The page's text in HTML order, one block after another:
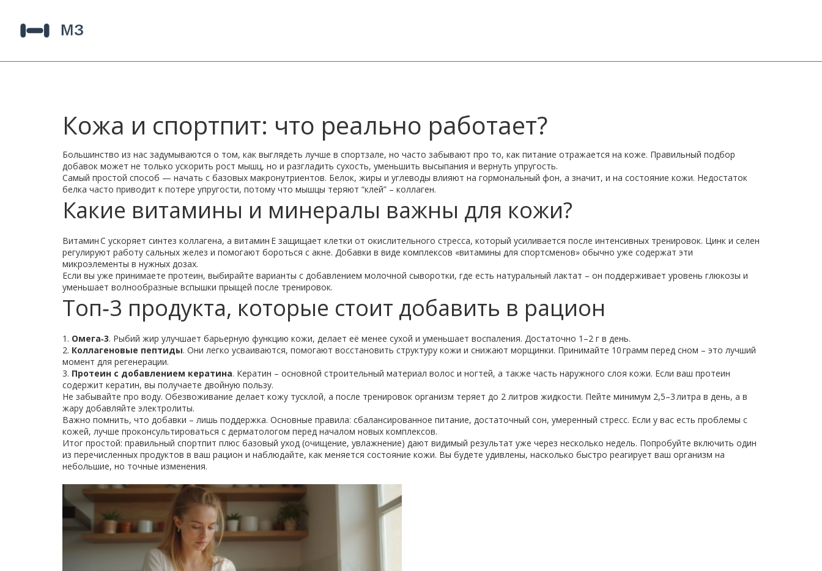
Кожа и спортпит: что реально работает?
Большинство из нас задумываются о том, как выглядеть лучше в спортзале, но часто забывают про то, как питание отражается на коже. Правильный подбор
добавок может не только ускорить рост мышц, но и разгладить сухость, уменьшить высыпания и вернуть упругость.
Самый простой способ — начать с базовых макронутриентов. Белок, жиры и углеводы влияют на гормональный фон, а значит, и на состояние кожи. Недостаток
белка часто приводит к потере упругости, потому что мышцы теряют “клей” – коллаген.
Какие витамины и минералы важны для кожи?
Витамин C ускоряет синтез коллагена, а витамин E защищает клетки от окислительного стресса, который усиливается после интенсивных тренировок. Цинк и селен
регулируют работу сальных желез и помогают бороться с акне. Добавки в виде комплексов «витамины для спортсменов» обычно уже содержат эти
микроэлементы в нужных дозах.
Если вы уже принимаете протеин, выбирайте варианты с добавлением молочной сыворотки, где есть натуральный лактат – он поддерживает уровень глюкозы и
уменьшает волнообразные вспышки прыщей после тренировок.
Топ‑3 продукта, которые стоит добавить в рацион
1. Омега‑3. Рыбий жир улучшает барьерную функцию кожи, делает её менее сухой и уменьшает воспаления. Достаточно 1–2 г в день.
2. Коллагеновые пептиды. Они легко усваиваются, помогают восстановить структуру кожи и снижают морщинки. Принимайте 10 грамм перед сном – это лучший
момент для регенерации.
3. Протеин с добавлением кератина. Кератин – основной строительный материал волос и ногтей, а также часть наружного слоя кожи. Если ваш протеин
содержит кератин, вы получаете двойную пользу.
Не забывайте про воду. Обезвоживание делает кожу тусклой, а после тренировок организм теряет до 2 литров жидкости. Пейте минимум 2,5–3 литра в день, а в
жару добавляйте электролиты.
Важно помнить, что добавки – лишь поддержка. Основные правила: сбалансированное питание, достаточный сон, умеренный стресс. Если у вас есть проблемы с
кожей, лучше проконсультироваться с дерматологом перед началом новых комплексов.
Итог простой: правильный спортпит плюс базовый уход (очищение, увлажнение) дают видимый результат уже через несколько недель. Попробуйте включить один
из перечисленных продуктов в ваш рацион и наблюдайте, как меняется состояние кожи. Вы будете удивлены, насколько быстро реагирует ваш организм на
небольшие, но точные изменения.